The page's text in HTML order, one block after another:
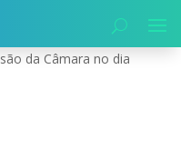
Juliana Damus no
da Câmara no dia